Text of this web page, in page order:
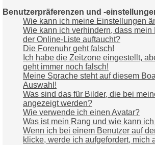
Benutzerpräferenzen und -
Wie kann ich meine Einstellungen
Wie kann ich verhindern, dass mein
der Online-Liste auftaucht?
Die Forenuhr geht falsch!
Ich habe die Zeitzone eingestellt,
geht immer noch falsch!
Meine Sprache steht auf diesem
Auswahl!
Was sind das für Bilder, die bei
angezeigt werden?
Wie verwende ich einen Avatar?
Was ist mein Rang und wie kann
Wenn ich bei einem Benutzer auf
klicke, werde ich aufgefordert, mich